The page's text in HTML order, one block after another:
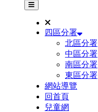
其他網站選單
四區分署
北區分署
中區分署
南區分署
東區分署
網站導覽
回首頁
兒童網